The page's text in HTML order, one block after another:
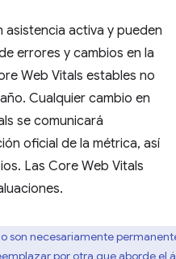
asistencia activa y pueden
errores y cambios en la
Web Vitals estables no
Cualquier cambio en
se comunicará
oficial de la métrica, así
Las Core Web Vitals
son necesariamente
por otra que aborde el